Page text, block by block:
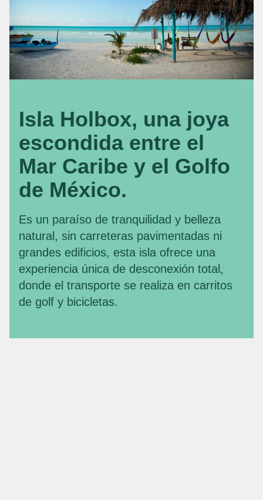
Isla Holbox, una joya
escondida entre el
Mar Caribe y el Golfo
de México.
Es un paraíso de tranquilidad y belleza
natural, sin carreteras pavimentadas ni
grandes edificios, esta isla ofrece una
experiencia única de desconexión total,
donde el transporte se realiza en carritos
de golf y bicicletas.